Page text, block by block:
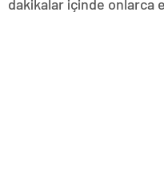
dakikalar içinde onlarca